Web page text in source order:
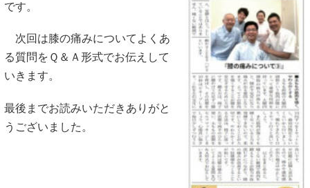
です。
次回は膝の痛みについてよくあ
る質問をＱ＆Ａ形式でお伝えして
いきます。
最後までお読みいただきありがと
うございました。